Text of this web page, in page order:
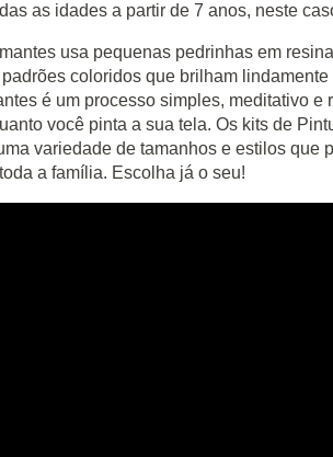
as idades a partir de 7 anos, neste
usa pequenas pedrinhas em
coloridos que brilham
é um processo simples, meditativo e
você pinta a sua tela. Os kits de
variedade de tamanhos e estilos que
a família. Escolha já o seu!